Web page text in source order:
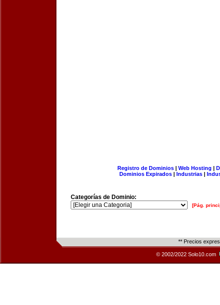
Registro de Dominios| Web Hosting |
Dominios Expirados | Industrias |
Categorías de Dominio:
[Pág.
** Precios
© 2002/2022 Solo10.com